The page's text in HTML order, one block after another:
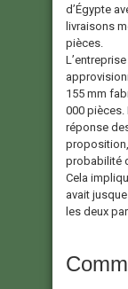
d’Égypte
livraisons
pièces.
155 mm
000 pièces.
réponse
proposition,
probabilité
Cela
avait
les deux